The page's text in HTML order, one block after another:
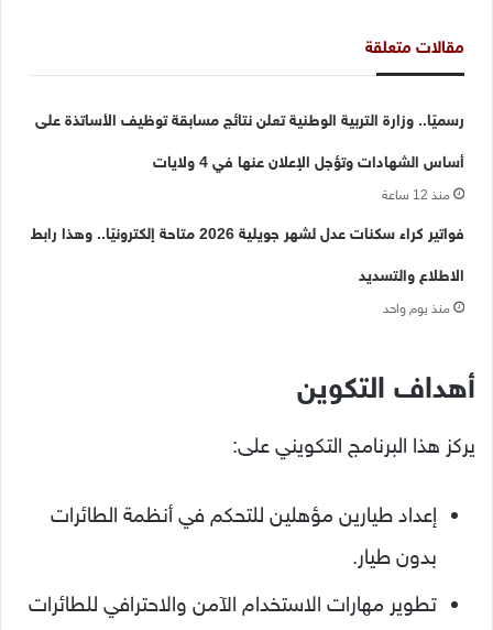
مقالات متعلقة
رسميًا.. وزارة التربية الوطنية تعلن نتائج مسابقة توظيف الأساتذة على
أساس الشهادات وتؤجل الإعلان عنها في 4 ولايات
منذ 12 ساعة
فواتير كراء سكنات عدل لشهر جويلية 2026 متاحة إلكترونيًا.. وهذا رابط
الاطلاع والتسديد
منذ يوم واحد
أهداف التكوين
يركز هذا البرنامج التكويني على:
إعداد طيارين مؤهلين للتحكم في أنظمة الطائرات
بدون طيار.
تطوير مهارات الاستخدام الآمن والاحترافي للطائرات